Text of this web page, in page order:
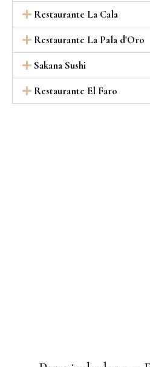
Restaurante La Cala
Restaurante La Pala d'Oro
Sakana Sushi
Restaurante El Faro